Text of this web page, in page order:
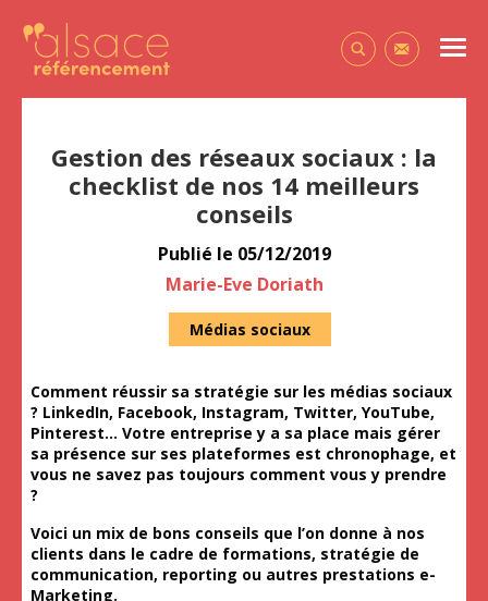
Alsace Référencement Le blog de Première Place
Contactez-
Gestion des réseaux sociaux : la
checklist de nos 14 meilleurs
conseils
Publié le 05/12/2019
AuteurMarie-Eve Doriath
Médias sociaux
Comment réussir sa stratégie sur les médias sociaux
? LinkedIn, Facebook, Instagram, Twitter, YouTube,
Pinterest… Votre entreprise y a sa place mais gérer
sa présence sur ses plateformes est chronophage, et
vous ne savez pas toujours comment vous y prendre
?
Voici un mix de bons conseils que l’on donne à nos
clients dans le cadre de formations, stratégie de
communication, reporting ou autres prestations e-
Marketing.